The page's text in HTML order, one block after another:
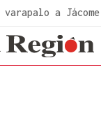
varapalo a Jácome